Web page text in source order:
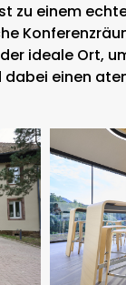
zu einem
ideale Ort,
einen